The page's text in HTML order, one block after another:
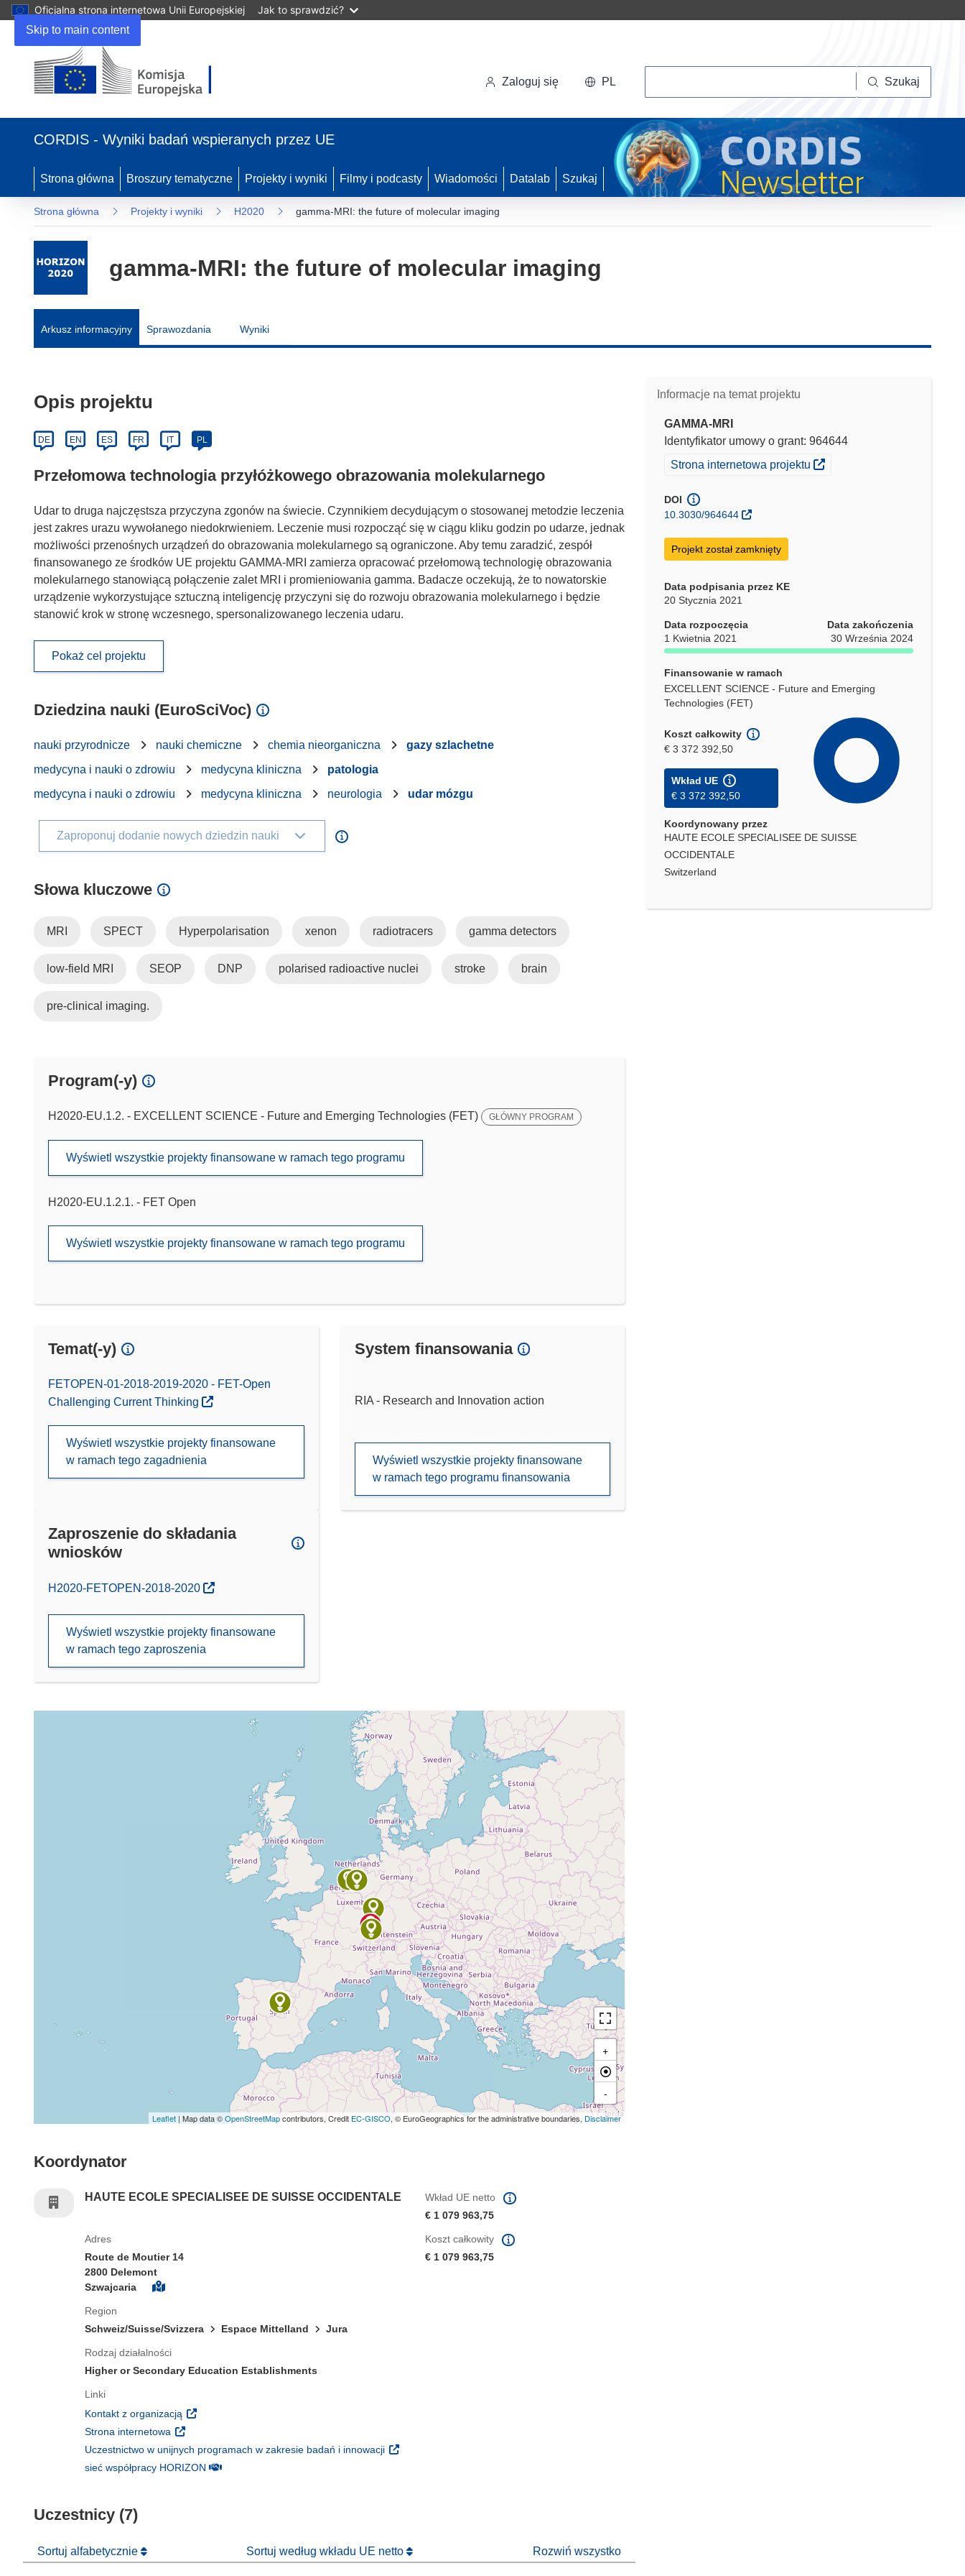
Skip to main content
Oficjalna strona internetowa Unii Europejskiej Jak to sprawdzić?
Zaloguj się PL Szukaj
CORDIS - Wyniki badań wspieranych przez UE
Strona główna Broszury tematyczne Projekty i wyniki Filmy i podcasty Wiadomości Datalab Szukaj
Strona główna Projekty i wyniki H2020 gamma-MRI: the future of molecular imaging
gamma-MRI: the future of molecular imaging
Arkusz informacyjny Sprawozdania Wyniki
Informacje na temat projektu
GAMMA-MRI
Identyfikator umowy o grant: 964644
(odnośnik otworzy się w nowym oknie)
Strona internetowa projektu
DOI
10.3030/964644
Projekt został zamknięty
Data podpisania przez KE
20 Stycznia 2021
Data rozpoczęcia
1 Kwietnia 2021
Data zakończenia
30 Września 2024
Finansowanie w ramach
EXCELLENT SCIENCE - Future and Emerging
Technologies (FET)
Koszt całkowity
€ 3 372 392,50
Wkład UE
€ 3 372 392,50
Koordynowany przez
HAUTE ECOLE SPECIALISEE DE SUISSE
OCCIDENTALE
Switzerland
Opis projektu
DE EN ES FR IT PL
Przełomowa technologia przyłóżkowego obrazowania molekularnego
Udar to druga najczęstsza przyczyna zgonów na świecie. Czynnikiem decydującym o stosowanej metodzie leczenia
jest zakres urazu wywołanego niedokrwieniem. Leczenie musi rozpocząć się w ciągu kliku godzin po udarze, jednak
możliwości przenośnych urządzeń do obrazowania molekularnego są ograniczone. Aby temu zaradzić, zespół
finansowanego ze środków UE projektu GAMMA-MRI zamierza opracować przełomową technologię obrazowania
molekularnego stanowiącą połączenie zalet MRI i promieniowania gamma. Badacze oczekują, że to nowatorskie
urządzenie wykorzystujące sztuczną inteligencję przyczyni się do rozwoju obrazowania molekularnego i będzie
stanowić krok w stronę wczesnego, spersonalizowanego leczenia udaru.
Pokaż cel projektu
Dziedzina nauki (EuroSciVoc)
nauki przyrodnicze nauki chemiczne chemia nieorganiczna
gazy szlachetne
medycyna i nauki o zdrowiu
medycyna kliniczna
patologia
medycyna i nauki o zdrowiu
medycyna kliniczna neurologia udar mózgu
Zaproponuj dodanie nowych dziedzin nauki
Słowa kluczowe
MRI SPECT Hyperpolarisation xenon radiotracers gamma detectors
low-field MRI SEOP DNP polarised radioactive nuclei stroke brain
pre-clinical imaging.
Program(-y)
H2020-EU.1.2. - EXCELLENT SCIENCE - Future and Emerging Technologies (FET) GŁÓWNY PROGRAM
Wyświetl wszystkie projekty finansowane w ramach tego programu
H2020-EU.1.2.1. - FET Open
Wyświetl wszystkie projekty finansowane w ramach tego programu
Temat(-y)
FETOPEN-01-2018-2019-2020 - FET-Open
Challenging Current Thinking
Wyświetl wszystkie projekty finansowane
w ramach tego zagadnienia
System finansowania
RIA - Research and Innovation action
Wyświetl wszystkie projekty finansowane
w ramach tego programu finansowania
Zaproszenie do składania
wniosków
(odnośnik otworzy się w nowym oknie)
H2020-FETOPEN-2018-2020
Wyświetl wszystkie projekty finansowane
w ramach tego zaproszenia
+
-
Leaflet | Map data ©OpenStreetMapcontributors, Credit EC-GISCO, © EuroGeographics for the administrative boundaries, Disclaimer
Koordynator
HAUTE ECOLE SPECIALISEE DE SUISSE OCCIDENTALE
Wkład UE netto
€ 1 079 963,75
Adres
Route de Moutier 14
2800 Delemont
Szwajcaria
Region
Schweiz/Suisse/Svizzera
Espace Mittelland Jura
Rodzaj działalności
Higher or Secondary Education Establishments
Linki
Kontakt z organizacją (odnośnik otworzy się w nowym oknie)
Strona internetowa (odnośnik otworzy się w nowym oknie)
Uczestnictwo w unijnych programach w zakresie badań i innowacji (odnośnik otworzy się w nowym oknie)
sieć współpracy HORIZON(odnośnik otworzy się w nowym oknie)
Koszt całkowity
€ 1 079 963,75
Uczestnicy (7)
Sortuj alfabetycznie Sortuj według wkładu UE netto Rozwiń wszystko